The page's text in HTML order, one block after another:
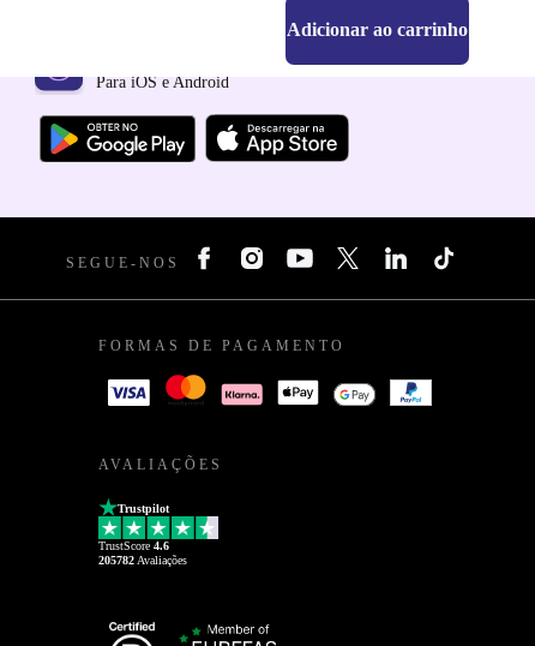
Adicionar ao carrinho
Faz o download da app refurbed
Para iOS e Android
SEGUE-NOS
FORMAS DE PAGAMENTO
AVALIAÇÕES
Trustpilot
TrustScore 4.6
205782 Avaliações